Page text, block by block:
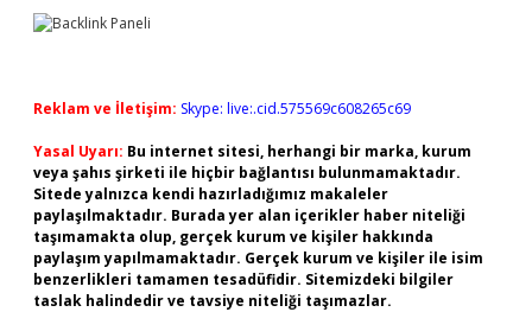
Reklam ve İletişim: Skype: live:.cid.575569c608265c69
Yasal Uyarı: Bu internet sitesi, herhangi bir marka, kurum
veya şahıs şirketi ile hiçbir bağlantısı bulunmamaktadır.
Sitede yalnızca kendi hazırladığımız makaleler
paylaşılmaktadır. Burada yer alan içerikler haber niteliği
taşımamakta olup, gerçek kurum ve kişiler hakkında
paylaşım yapılmamaktadır. Gerçek kurum ve kişiler ile isim
benzerlikleri tamamen tesadüfidir. Sitemizdeki bilgiler
taslak halindedir ve tavsiye niteliği taşımazlar.